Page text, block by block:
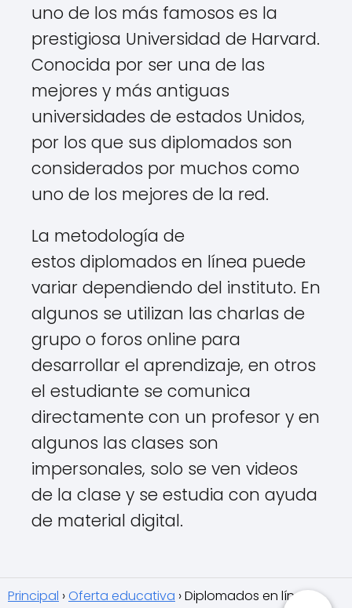
uno de los más famosos es la
prestigiosa Universidad de Harvard.
Conocida por ser una de las
mejores y más antiguas
universidades de estados Unidos,
por los que sus diplomados son
considerados por muchos como
uno de los mejores de la red.
La metodología de
estos diplomados en línea puede
variar dependiendo del instituto. En
algunos se utilizan las charlas de
grupo o foros online para
desarrollar el aprendizaje, en otros
el estudiante se comunica
directamente con un profesor y en
algunos las clases son
impersonales, solo se ven videos
de la clase y se estudia con ayuda
de material digital.
Principal Oferta educativa Diplomados en línea